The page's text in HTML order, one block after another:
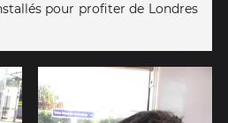
pour profiter de Londres